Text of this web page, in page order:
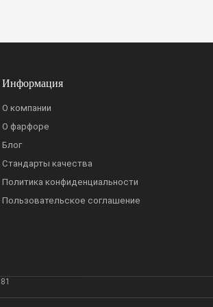
Информация
О компании
О фарфоре
Блог
Стандарты качества
Политика конфиденциальности
Пользовательское соглашение